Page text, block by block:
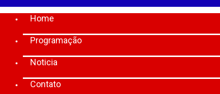
Home
Programação
Noticia
Contato